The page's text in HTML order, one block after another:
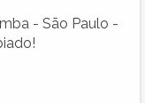
- São Paulo -